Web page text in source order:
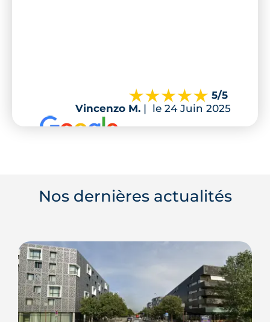
5/5
Vincenzo M. | le 24 Juin 2025
Nos dernières actualités